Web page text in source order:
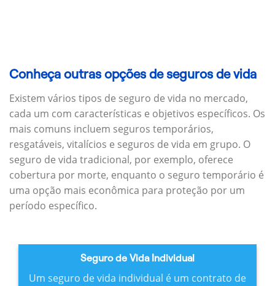
Conheça outras opções de seguros de vida
Existem vários tipos de seguro de vida no mercado,
cada um com características e objetivos específicos. Os
mais comuns incluem seguros temporários,
resgatáveis, vitalícios e seguros de vida em grupo. O
seguro de vida tradicional, por exemplo, oferece
cobertura por morte, enquanto o seguro temporário é
uma opção mais econômica para proteção por um
período específico.
Seguro de Vida Individual
Um seguro de vida individual é um contrato de